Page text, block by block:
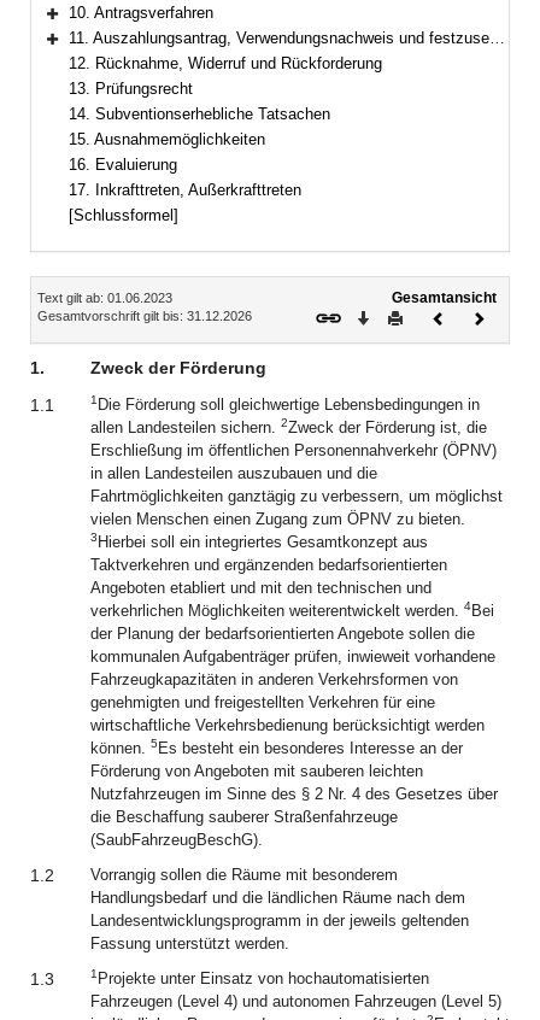
Bereich erweitern
10. Antragsverfahren
Bereich erweitern
11. Auszahlungsantrag, Verwendungsnachweis und festzusetzende Auflagen
12. Rücknahme, Widerruf und Rückforderung
13. Prüfungsrecht
14. Subventionserhebliche Tatsachen
15. Ausnahmemöglichkeiten
16. Evaluierung
17. Inkrafttreten, Außerkrafttreten
[Schlussformel]
Inhalt
Text gilt ab: 01.06.2023
Gesamtvorschrift gilt bis: 31.12.2026
Gesamtansicht
Download
DruckenVorheriges
1.
Zweck der Förderung
1.1
1 Die Förderung soll gleichwertige Lebensbedingungen in
allen Landesteilen sichern. 2Zweck der Förderung ist, die
Erschließung im öffentlichen Personennahverkehr (ÖPNV)
in allen Landesteilen auszubauen und die
Fahrtmöglichkeiten ganztägig zu verbessern, um möglichst
vielen Menschen einen Zugang zum ÖPNV zu bieten.
3 Hierbei soll ein integriertes Gesamtkonzept aus
Taktverkehren und ergänzenden bedarfsorientierten
Angeboten etabliert und mit den technischen und
verkehrlichen Möglichkeiten weiterentwickelt werden. 4Bei
der Planung der bedarfsorientierten Angebote sollen die
kommunalen Aufgabenträger prüfen, inwieweit vorhandene
Fahrzeugkapazitäten in anderen Verkehrsformen von
genehmigten und freigestellten Verkehren für eine
wirtschaftliche Verkehrsbedienung berücksichtigt werden
können. 5 Es besteht ein besonderes Interesse an der
Förderung von Angeboten mit sauberen leichten
Nutzfahrzeugen im Sinne des § 2 Nr. 4 des Gesetzes über
die Beschaffung sauberer Straßenfahrzeuge
(SaubFahrzeugBeschG).
1.2
Vorrangig sollen die Räume mit besonderem
Handlungsbedarf und die ländlichen Räume nach dem
Landesentwicklungsprogramm in der jeweils geltenden
Fassung unterstützt werden.
1.3 1 Projekte unter Einsatz von hochautomatisierten
Fahrzeugen (Level 4) und autonomen Fahrzeugen (Level 5)